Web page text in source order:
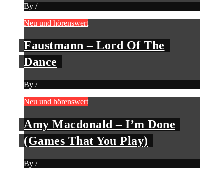
By /
Neu und hörenswert
Faustmann – Lord Of The
Dance
By /
Neu und hörenswert
Amy Macdonald – I’m Done
(Games That You Play)
By /